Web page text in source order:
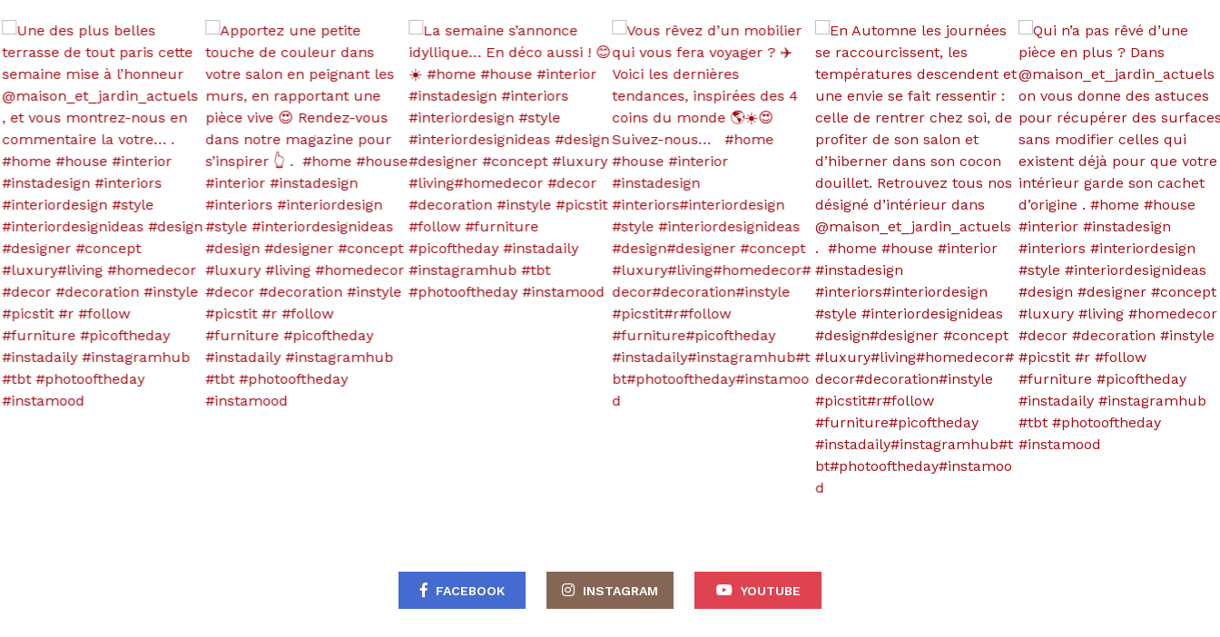
publications
FACEBOOK INSTAGRAM YOUTUBE